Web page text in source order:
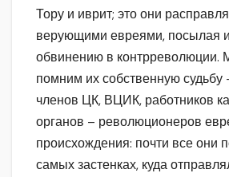
Тору и иврит; это они
верующими евреями, посылая
обвинению в
помним их собственную
членов ЦК, ВЦИК, работников
органов – революционеров
происхождения: почти все они
самых застенках, куда